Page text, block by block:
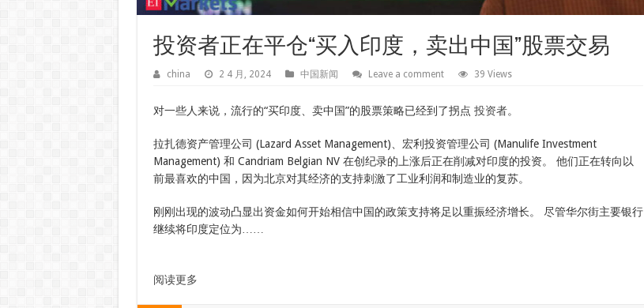
投资者正在平仓“买入印度，卖出中国”股票交易
china 2 4 月, 2024 中国新闻 Leave a comment 39 Views
对一些人来说，流行的“买印度、卖中国”的股票策略已经到了拐点 投资者。
拉扎德资产管理公司 (Lazard Asset Management)、宏利投资管理公司 (Manulife Investment
Management) 和 Candriam Belgian NV 在创纪录的上涨后正在削减对印度的投资。 他们正在转向以
前最喜欢的中国，因为北京对其经济的支持刺激了工业利润和制造业的复苏。
刚刚出现的波动凸显出资金如何开始相信中国的政策支持将足以重振经济增长。 尽管华尔街主要银行
继续将印度定位为……
阅读更多